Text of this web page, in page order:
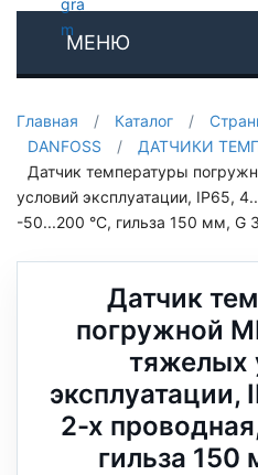
МЕНЮ
Главная / Каталог /
DANFOSS
/ ДАТЧИКИ
Датчик температуры
условий эксплуатации, IP65,
-50...200 °C, гильза 150 мм, G
Датчик
погружной
тяжелых
эксплуатации,
2-х
гильза 150